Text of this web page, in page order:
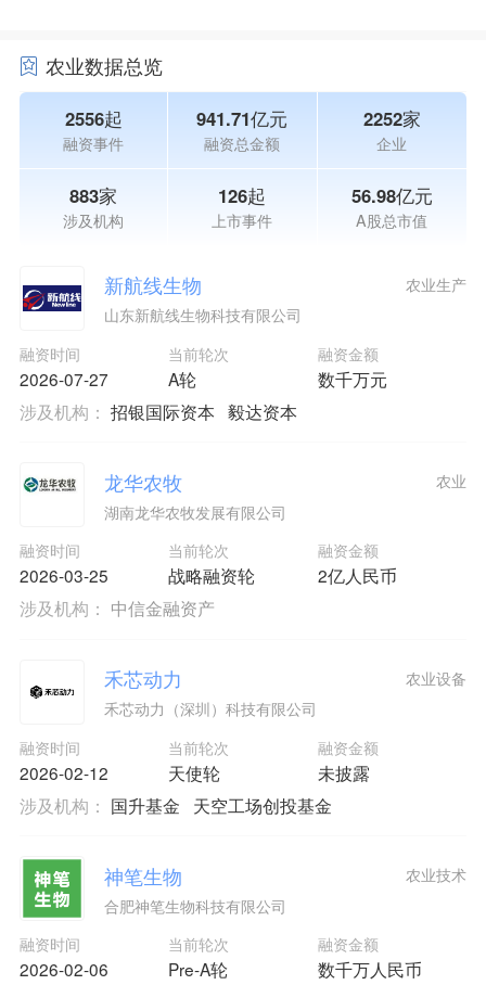
农业数据总览
2556起
融资事件
941.71亿元
融资总金额
2252家
企业
883家
涉及机构
126起
上市事件
56.98亿元
A股总市值
新航线生物
山东新航线生物科技有限公司
融资时间
2026-07-27
当前轮次
A轮
融资金额
数千万元
农业生产
涉及机构： 招银国际资本 毅达资本
龙华农牧
湖南龙华农牧发展有限公司
融资时间
2026-03-25
当前轮次
战略融资轮
融资金额
2亿人民币
农业
涉及机构： 中信金融资产
禾芯动力
禾芯动力（深圳）科技有限公司
融资时间
2026-02-12
当前轮次
天使轮
融资金额
未披露
农业设备
涉及机构： 国升基金 天空工场创投基金
神笔生物
合肥神笔生物科技有限公司
融资时间
2026-02-06
当前轮次
Pre-A轮
融资金额
数千万人民币
农业技术